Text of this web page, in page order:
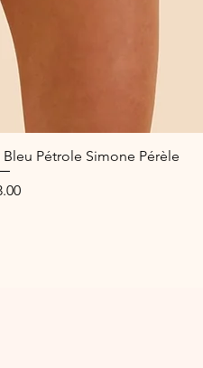
View Pétrole Simone Pérèle